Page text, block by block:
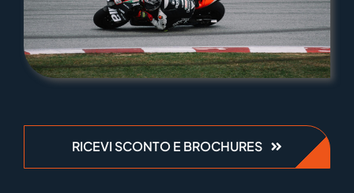
RICEVI SCONTO E BROCHURES